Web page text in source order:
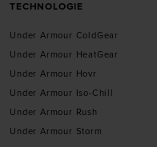
TECHNOLOGIE
Under Armour ColdGear
Under Armour HeatGear
Under Armour Hovr
Under Armour Iso-Chill
Under Armour Rush
Under Armour Storm